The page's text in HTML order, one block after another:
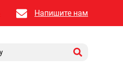
Напишите нам